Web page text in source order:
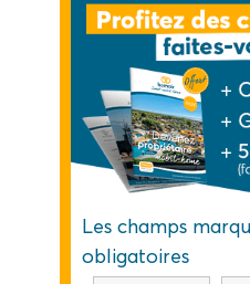
Les champs
obligatoires